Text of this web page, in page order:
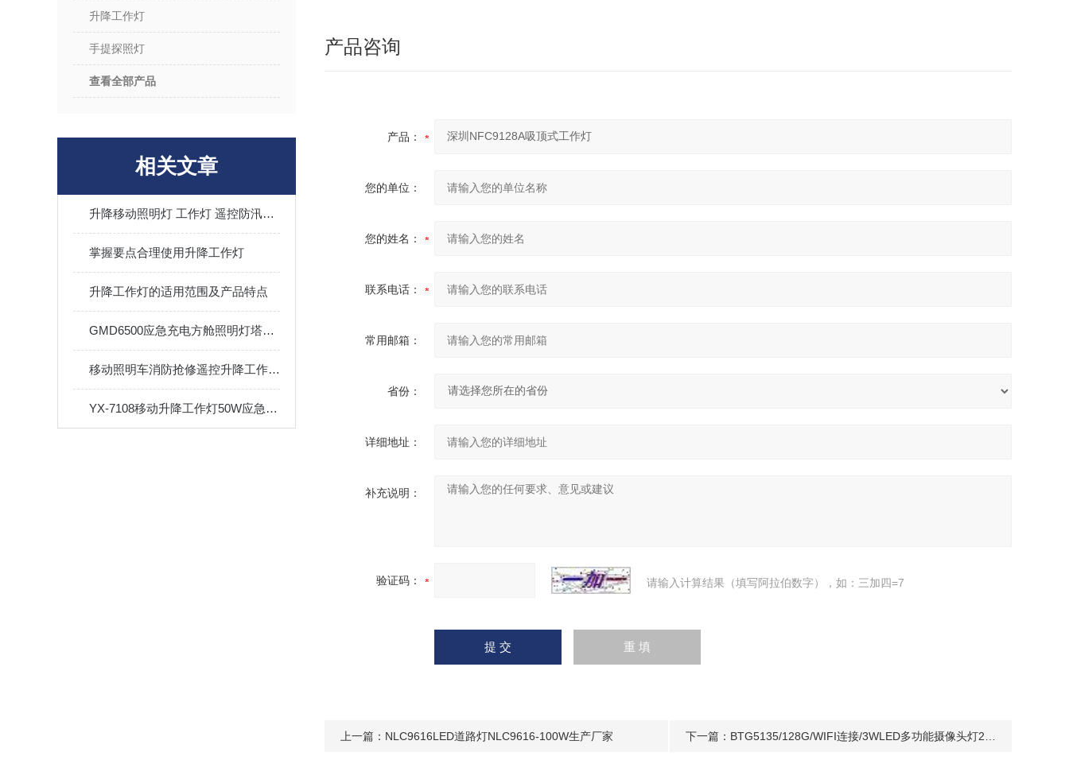
升降工作灯
手提探照灯
查看全部产品
相关文章
升降移动照明灯 工作灯 遥控防汛应急工程 应急照明
掌握要点合理使用升降工作灯
升降工作灯的适用范围及产品特点
GMD6500应急充电方舱照明灯塔4.5米升降工作灯2KW本田户外防汛
移动照明车消防抢修遥控升降工作灯月球灯汽油柴油发电机应急灯塔
YX-7108移动升降工作灯50W应急LED灯具电量显示轻便移动灯
产品咨询
产品：
您的单位：
您的姓名：
联系电话：
常用邮箱：
省份：
详细地址：
补充说明：
验证码： 请输入计算结果（填写阿拉伯数字），如：三加四=7
上一篇： NLC9616LED道路灯NLC9616-100W生产厂家 下一篇： BTG5135/128G/WIFI连接/3WLED多功能摄像头灯2寸显示屏帽戴铁路巡检仪